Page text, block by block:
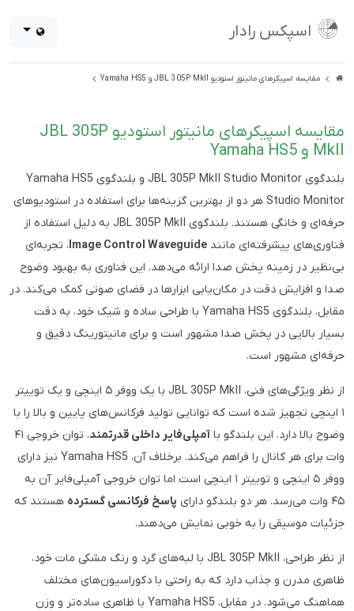
اسپکس رادار
مقایسه اسپیکرهای مانیتور استودیو JBL 305P MkII و Yamaha HS5
مقایسه اسپیکرهای مانیتور استودیو JBL 305P
MkII و Yamaha HS5
بلندگوی JBL 305P MkII Studio Monitor و بلندگوی Yamaha HS5
Studio Monitor هر دو از بهترین گزینه‌ها برای استفاده در استودیوهای
حرفه‌ای و خانگی هستند. بلندگوی JBL 305P MkII به دلیل استفاده از
فناوری‌های پیشرفته‌ای مانند Image Control Waveguide، تجربه‌ای
بی‌نظیر در زمینه پخش صدا ارائه می‌دهد. این فناوری به بهبود وضوح
صدا و افزایش دقت در مکان‌یابی ابزارها در فضای صوتی کمک می‌کند. در
مقابل، بلندگوی Yamaha HS5 با طراحی ساده و شیک خود، به دقت
بسیار بالایی در پخش صدا مشهور است و برای مانیتورینگ دقیق و
حرفه‌ای مشهور است.
از نظر ویژگی‌های فنی، JBL 305P MkII با یک ووفر ۵ اینچی و یک توییتر
۱ اینچی تجهیز شده است که توانایی تولید فرکانس‌های پایین و بالا را با
وضوح بالا دارد. این بلندگو با آمپلی‌فایر داخلی قدرتمند
، توان خروجی ۴۱
وات برای هر کانال را فراهم می‌کند. برخلاف آن، Yamaha HS5 نیز دارای
ووفر ۵ اینچی و توییتر ۱ اینچی است اما توان خروجی آمپلی‌فایر آن به
۴۵ وات می‌رسد. هر دو بلندگو دارای
پاسخ فرکانسی گسترده هستند که
جزئیات موسیقی را به خوبی نمایش می‌دهند.
از نظر طراحی، JBL 305P MkII با لبه‌های گرد و رنگ مشکی مات خود،
ظاهری مدرن و جذاب دارد که به راحتی با دکوراسیون‌های مختلف
هماهنگ می‌شود. در مقابل، Yamaha HS5 با ظاهری ساده‌تر و وزن